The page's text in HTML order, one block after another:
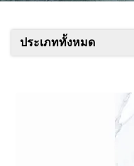
ประเภททั้งหมด